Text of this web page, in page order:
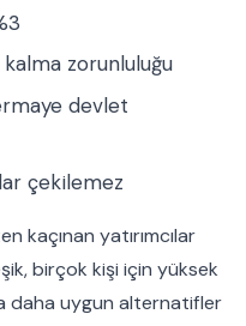
kalma zorunluluğu
devlet
çekilemez
kaçınan yatırımcılar
birçok kişi için yüksek
daha uygun alternatifler